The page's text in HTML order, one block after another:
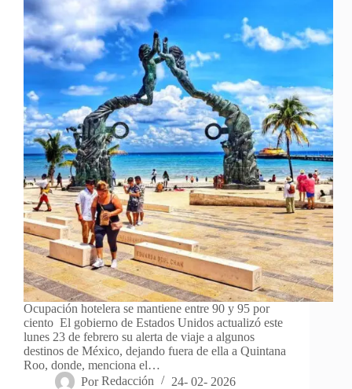
Ocupación hotelera se mantiene entre 90 y 95 por
ciento El gobierno de Estados Unidos actualizó este
lunes 23 de febrero su alerta de viaje a algunos
destinos de México, dejando fuera de ella a Quintana
Roo, donde, menciona el…
Por Redacción 24- 02- 2026